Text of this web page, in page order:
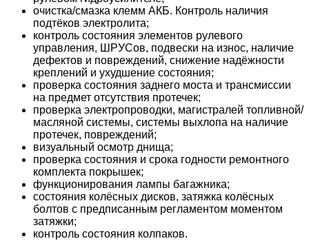
очистка/смазка клемм АКБ. Контроль наличия
подтёков электролита;
контроль состояния элементов рулевого
управления, ШРУСов, подвески на износ, наличие
дефектов и повреждений, снижение надёжности
креплений и ухудшение состояния;
проверка состояния заднего моста и трансмиссии
на предмет отсутствия протечек;
проверка электропроводки, магистралей топливной/
масляной системы, системы выхлопа на наличие
протечек, повреждений;
визуальный осмотр днища;
проверка состояния и срока годности ремонтного
комплекта покрышек;
функционирования лампы багажника;
состояния колёсных дисков, затяжка колёсных
болтов с предписанным регламентом моментом
затяжки;
контроль состояния колпаков.